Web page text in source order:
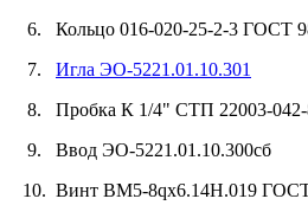
6. Кольцо 016-020-25-2-3 ГОСТ
7. Игла ЭО-5221.01.10.301
8. Пробка К 1/4" СТП 22003-042-
9. Ввод ЭО-5221.01.10.300сб
10. Винт ВМ5-8qх6.14Н.019